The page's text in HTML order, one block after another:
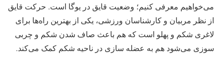
می‌خواهیم معرفی کنیم؛ وضعیت قایق در یوگا است. حرکت قایق
از نظر مربیان و کارشناسان ورزشی، یکی از بهترین راه‌ها برای
لاغری شکم و پهلو است که هم باعث صاف شدن شکم و چربی
سوزی می‌شود هم به عضله سازی در ناحیه شکم کمک می‌کند.